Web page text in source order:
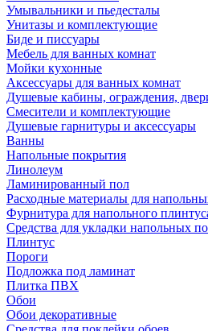
Умывальники и пьедесталы
Унитазы и комплектующие
Биде и писсуары
Мебель для ванных комнат
Мойки кухонные
Аксессуары для ванных комнат
Душевые кабины, ограждения,
Смесители и комплектующие
Душевые гарнитуры и аксессуары
Ванны
Напольные покрытия
Линолеум
Ламинированный пол
Расходные материалы для
Фурнитура для напольного
Средства для укладки напольных
Плинтус
Пороги
Подложка под ламинат
Плитка ПВХ
Обои
Обои декоративные